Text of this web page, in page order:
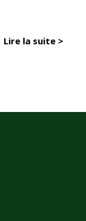
Lire la suite >